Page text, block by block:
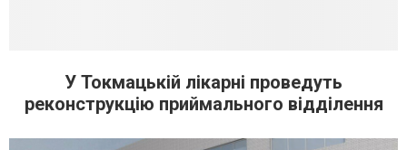
У Токмацькій лікарні проведуть
реконструкцію приймального відділення